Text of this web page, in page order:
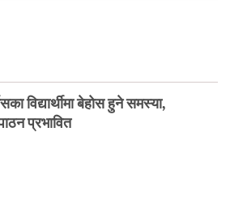
विद्यार्थीमा बेहोस हुने समस्या,
प्रभावित